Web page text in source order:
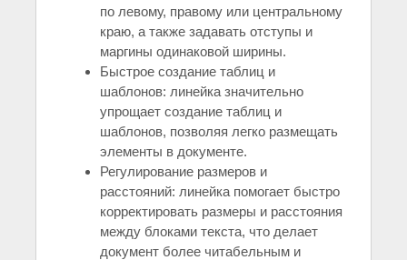
по левому, правому или центральному
краю, а также задавать отступы и
маргины одинаковой ширины.
Быстрое создание таблиц и
шаблонов: линейка значительно
упрощает создание таблиц и
шаблонов, позволяя легко размещать
элементы в документе.
Регулирование размеров и
расстояний: линейка помогает быстро
корректировать размеры и расстояния
между блоками текста, что делает
документ более читабельным и